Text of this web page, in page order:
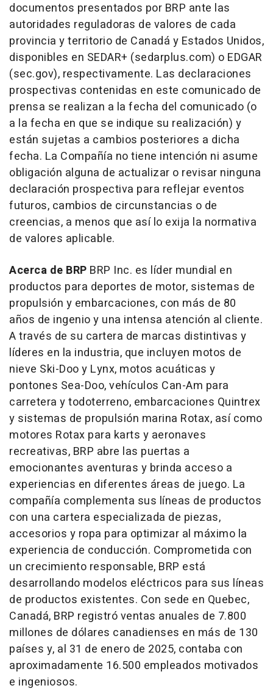
documentos presentados por BRP ante las
autoridades reguladoras de valores de cada
provincia y territorio de Canadá y Estados Unidos,
disponibles en SEDAR+ (sedarplus.com) o EDGAR
(sec.gov), respectivamente. Las declaraciones
prospectivas contenidas en este comunicado de
prensa se realizan a la fecha del comunicado (o
a la fecha en que se indique su realización) y
están sujetas a cambios posteriores a dicha
fecha. La Compañía no tiene intención ni asume
obligación alguna de actualizar o revisar ninguna
declaración prospectiva para reflejar eventos
futuros, cambios de circunstancias o de
creencias, a menos que así lo exija la normativa
de valores aplicable.
Acerca de BRP BRP Inc. es líder mundial en
productos para deportes de motor, sistemas de
propulsión y embarcaciones, con más de 80
años de ingenio y una intensa atención al cliente.
A través de su cartera de marcas distintivas y
líderes en la industria, que incluyen motos de
nieve Ski-Doo y Lynx, motos acuáticas y
pontones Sea-Doo, vehículos Can-Am para
carretera y todoterreno, embarcaciones Quintrex
y sistemas de propulsión marina Rotax, así como
motores Rotax para karts y aeronaves
recreativas, BRP abre las puertas a
emocionantes aventuras y brinda acceso a
experiencias en diferentes áreas de juego. La
compañía complementa sus líneas de productos
con una cartera especializada de piezas,
accesorios y ropa para optimizar al máximo la
experiencia de conducción. Comprometida con
un crecimiento responsable, BRP está
desarrollando modelos eléctricos para sus líneas
de productos existentes. Con sede en Quebec,
Canadá, BRP registró ventas anuales de 7.800
millones de dólares canadienses en más de 130
países y, al 31 de enero de 2025, contaba con
aproximadamente 16.500 empleados motivados
e ingeniosos.